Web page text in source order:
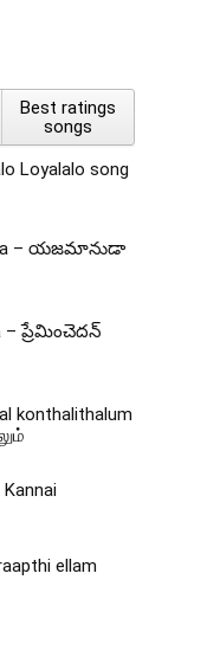
Best ratings
songs
song
– యజమానుడా
– ప్రేమించెదన్
konthalithalum
ellam